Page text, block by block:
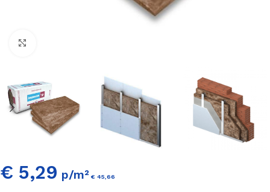
€ 5,29 p/m² € 45,66